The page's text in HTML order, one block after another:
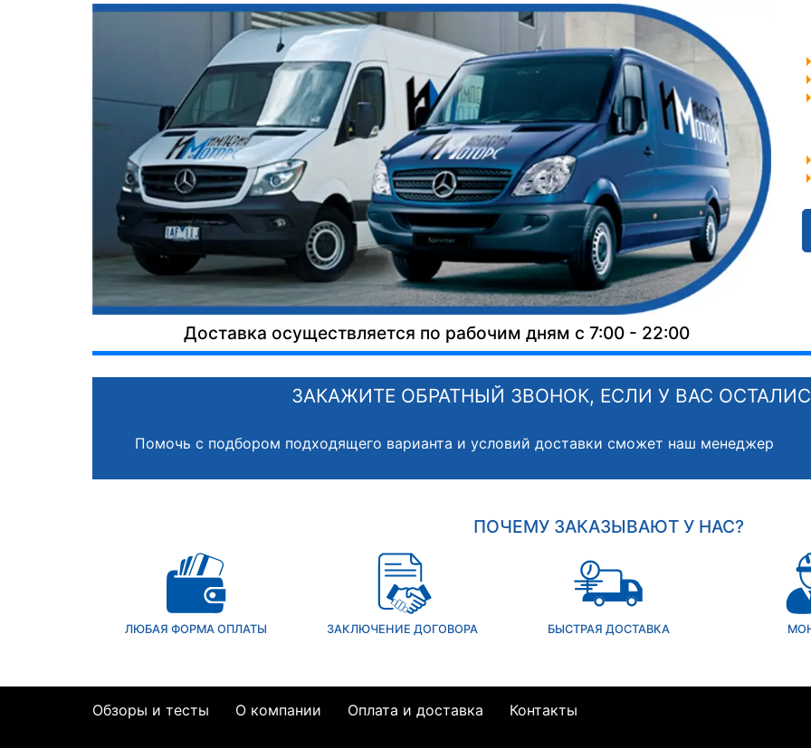
Доставка осуществляется по рабочим дням с 7:00 - 22:00
ЗАКАЖИТЕ ОБРАТНЫЙ ЗВОНОК, ЕСЛИ У ВАС
Помочь с подбором подходящего варианта и условий доставки сможет наш менеджер
ПОЧЕМУ ЗАКАЗЫВАЮТ У НАС?
ЛЮБАЯ ФОРМА ОПЛАТЫ ЗАКЛЮЧЕНИЕ ДОГОВОРА БЫСТРАЯ ДОСТАВКА
Обзоры и тесты О компании Оплата и доставка Контакты